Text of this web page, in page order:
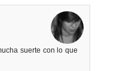
suerte con lo que